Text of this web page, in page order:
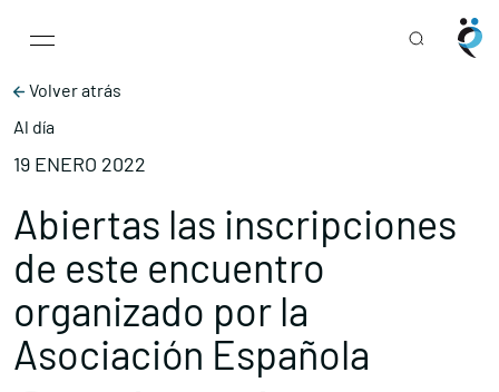
Main Navigation
Volver atrás
Al día
19 ENERO 2022
Abiertas las inscripciones
de este encuentro
organizado por la
Asociación Española